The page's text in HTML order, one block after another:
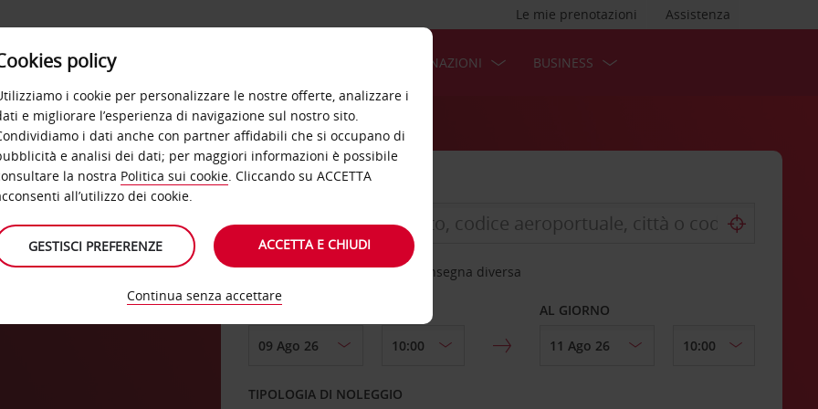
Assistenza
Le mie prenotazioni
OFFERTE DESTINAZIONI BUSINESS
Scegli una località di riconsegna diversa
DAL GIORNO AL GIORNO
TIPOLOGIA DI NOLEGGIO
policy
i cookie per personalizzare le nostre offerte, analizzare i
e migliorare l’esperienza di navigazione sul nostro sito.
i dati anche con partner affidabili che si occupano di
e analisi dei dati; per maggiori informazioni è possibile
la nostra Politica sui cookie. Cliccando su ACCETTA
all’utilizzo dei cookie.
GESTISCI PREFERENZE ACCETTA E CHIUDI
Continua senza accettare